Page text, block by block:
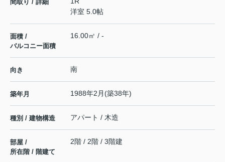
間取り / 詳細
洋室 5.0帖
面積 /
バルコニー面積
16.00㎡ / -
向き 南
築年月 1988年2月(築38年)
種別 / 建物構造 アパート / 木造
部屋 /
所在階 / 階建て
2階 / 2階 / 3階建